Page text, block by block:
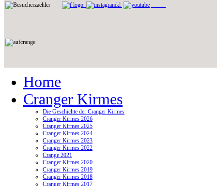
Home
Cranger Kirmes
Die Geschichte der Cranger Kirmes
Cranger Kirmes 2026
Cranger Kirmes 2025
Cranger Kirmes 2024
Cranger Kirmes 2023
Cranger Kirmes 2022
Crange 2021
Cranger Kirmes 2020
Cranger Kirmes 2019
Cranger Kirmes 2018
Cranger Kirmes 2017